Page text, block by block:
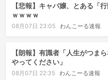
【悲報】キャバ嬢、とある「
ｗｗｗｗ
08月07日 23:05 わんこーる速報
【朗報】有識者「人生がつま
やってください」
08月07日 22:35 わんこーる速報